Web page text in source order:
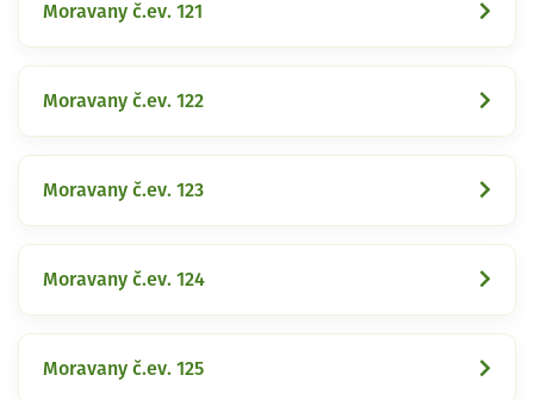
Moravany č.ev. 121
Moravany č.ev. 122
Moravany č.ev. 123
Moravany č.ev. 124
Moravany č.ev. 125